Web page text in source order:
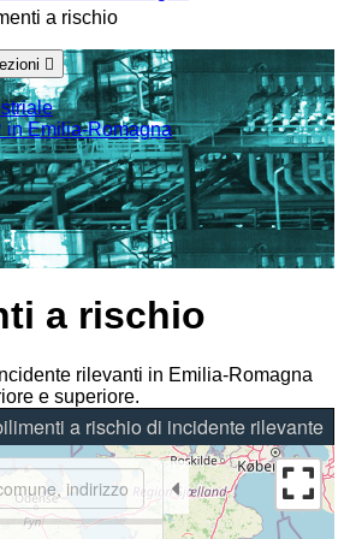
a rischio
in Emilia-Romagna
a rischio
rilevanti in Emilia-Romagna
e superiore.